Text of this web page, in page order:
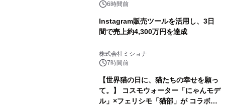
6時間前
Instagram販売ツールを活用し、3日
間で売上約4,300万円を達成
株式会社ミショナ
7時間前
【世界猫の日に、猫たちの幸せを願っ
て。】 コスモウォーター「にゃんモデ
ル」×フェリシモ「猫部」が コラボキ